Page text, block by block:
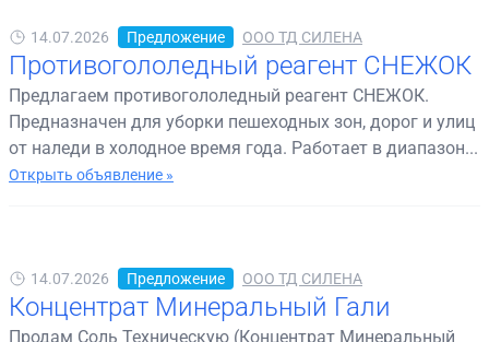
14.07.2026 Предложение ООО ТД СИЛЕНА
Противогололедный реагент СНЕЖОК
Предлагаем противогололедный реагент СНЕЖОК.
Предназначен для уборки пешеходных зон, дорог и улиц
от наледи в холодное время года. Работает в диапазон...
Открыть объявление »
14.07.2026 Предложение ООО ТД СИЛЕНА
Концентрат Минеральный Гали
Продам Соль Техническую (Концентрат Минеральный